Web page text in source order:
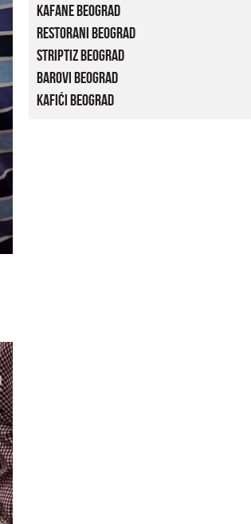
Kafane Beograd
Restorani Beograd
Striptiz Beograd
Barovi Beograd
Kafići Beograd